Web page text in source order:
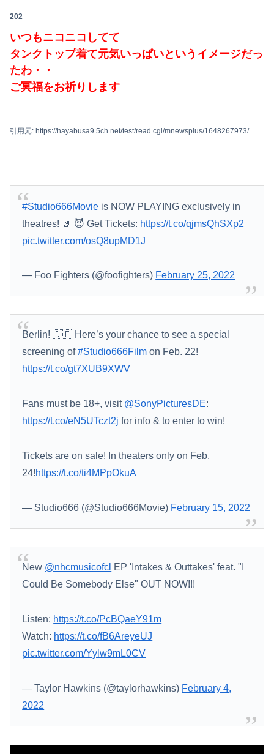
202
いつもニコニコしてて
タンクトップ着て元気いっぱいというイメージだっ
たわ・・
ご冥福をお祈りします
引用元: https://hayabusa9.5ch.net/test/read.cgi/mnewsplus/1648267973/
#Studio666Movie is NOW PLAYING exclusively in
theatres! 🤘 😈 Get Tickets: https://t.co/qjmsQhSXp2
pic.twitter.com/osQ8upMD1J
— Foo Fighters (@foofighters) February 25, 2022
Berlin! 🇩🇪 Here’s your chance to see a special
screening of#Studio666Film on Feb. 22!
https://t.co/gt7XUB9XWV
Fans must be 18+, visit @SonyPicturesDE:
https://t.co/eN5UTczt2j for info & to enter to win!
Tickets are on sale! In theaters only on Feb.
24!https://t.co/ti4MPpOkuA
— Studio666 (@Studio666Movie) February 15, 2022
New @nhcmusicofcl EP 'Intakes & Outtakes' feat. "I
Could Be Somebody Else" OUT NOW!!!
Listen: https://t.co/PcBQaeY91m
Watch: https://t.co/fB6AreyeUJ
pic.twitter.com/Yylw9mL0CV
— Taylor Hawkins (@taylorhawkins) February 4,
2022